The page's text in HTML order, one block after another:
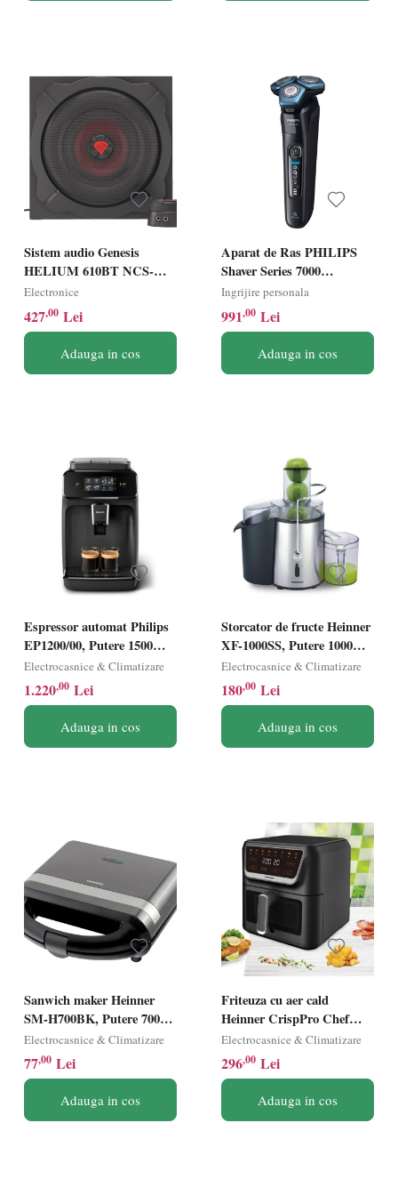
Sistem audio Genesis
HELIUM 610BT NCS-
1408, putere maxima RMS
60W, frecventa raspuns 40 -
20000 Hz, conectivitate mini
jack, bluetooth 4.2,
material lemn, negru/rosu
Electronice
427,00 Lei
Adauga in cos
Aparat de Ras PHILIPS
Shaver Series 7000
S7886/55, Acumulator,
Autonomie 60 min, SkinIQ,
Negru
Ingrijire personala
991,00 Lei
Adauga in cos
Espressor automat Philips
EP1200/00, Putere 1500W,
Rezervor 1.5L, 15bar,
Rasnita incorporata,
Control Touch, Negru
Electrocasnice & Climatizare
1.220,00 Lei
Adauga in cos
Storcator de fructe Heinner
XF-1000SS, Putere 1000W,
Recipient suc 1L, Recipient
pulpa 2L, Aspect Inox
Electrocasnice & Climatizare
180,00 Lei
Adauga in cos
Sanwich maker Heinner
SM-H700BK, Putere 700W,
Placi antiadezive fixe tip
grill, Negru
Electrocasnice & Climatizare
77,00 Lei
Adauga in cos
Friteuza cu aer cald
Heinner CrispPro Chef
HAF-H8BK1700, Putere
1700W, Capacitate: 8L,
Display digital, Control
touch, 8 programe, Negru
Electrocasnice & Climatizare
296,00 Lei
Adauga in cos